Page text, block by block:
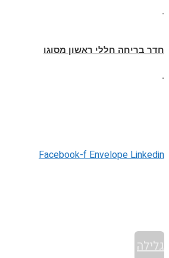
.
חדר בריחה חללי ראשון מסוגו
.
Facebook-fEnvelopeLinkedin
גלילה